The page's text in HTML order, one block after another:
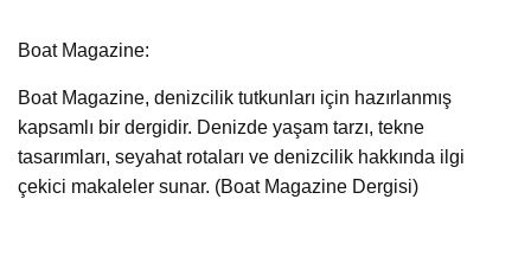
Boat Magazine:
Boat Magazine, denizcilik tutkunları için hazırlanmış
kapsamlı bir dergidir. Denizde yaşam tarzı, tekne
tasarımları, seyahat rotaları ve denizcilik hakkında ilgi
çekici makaleler sunar. (Boat Magazine Dergisi)